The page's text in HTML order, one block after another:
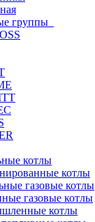
группы
котлы
котлы
газовые котлы
газовые котлы
котлы